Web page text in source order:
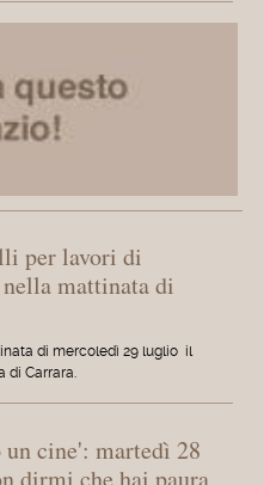
per lavori di
mattinata di
di mercoledì 29 luglio il
di Carrara.
cine': martedì 28